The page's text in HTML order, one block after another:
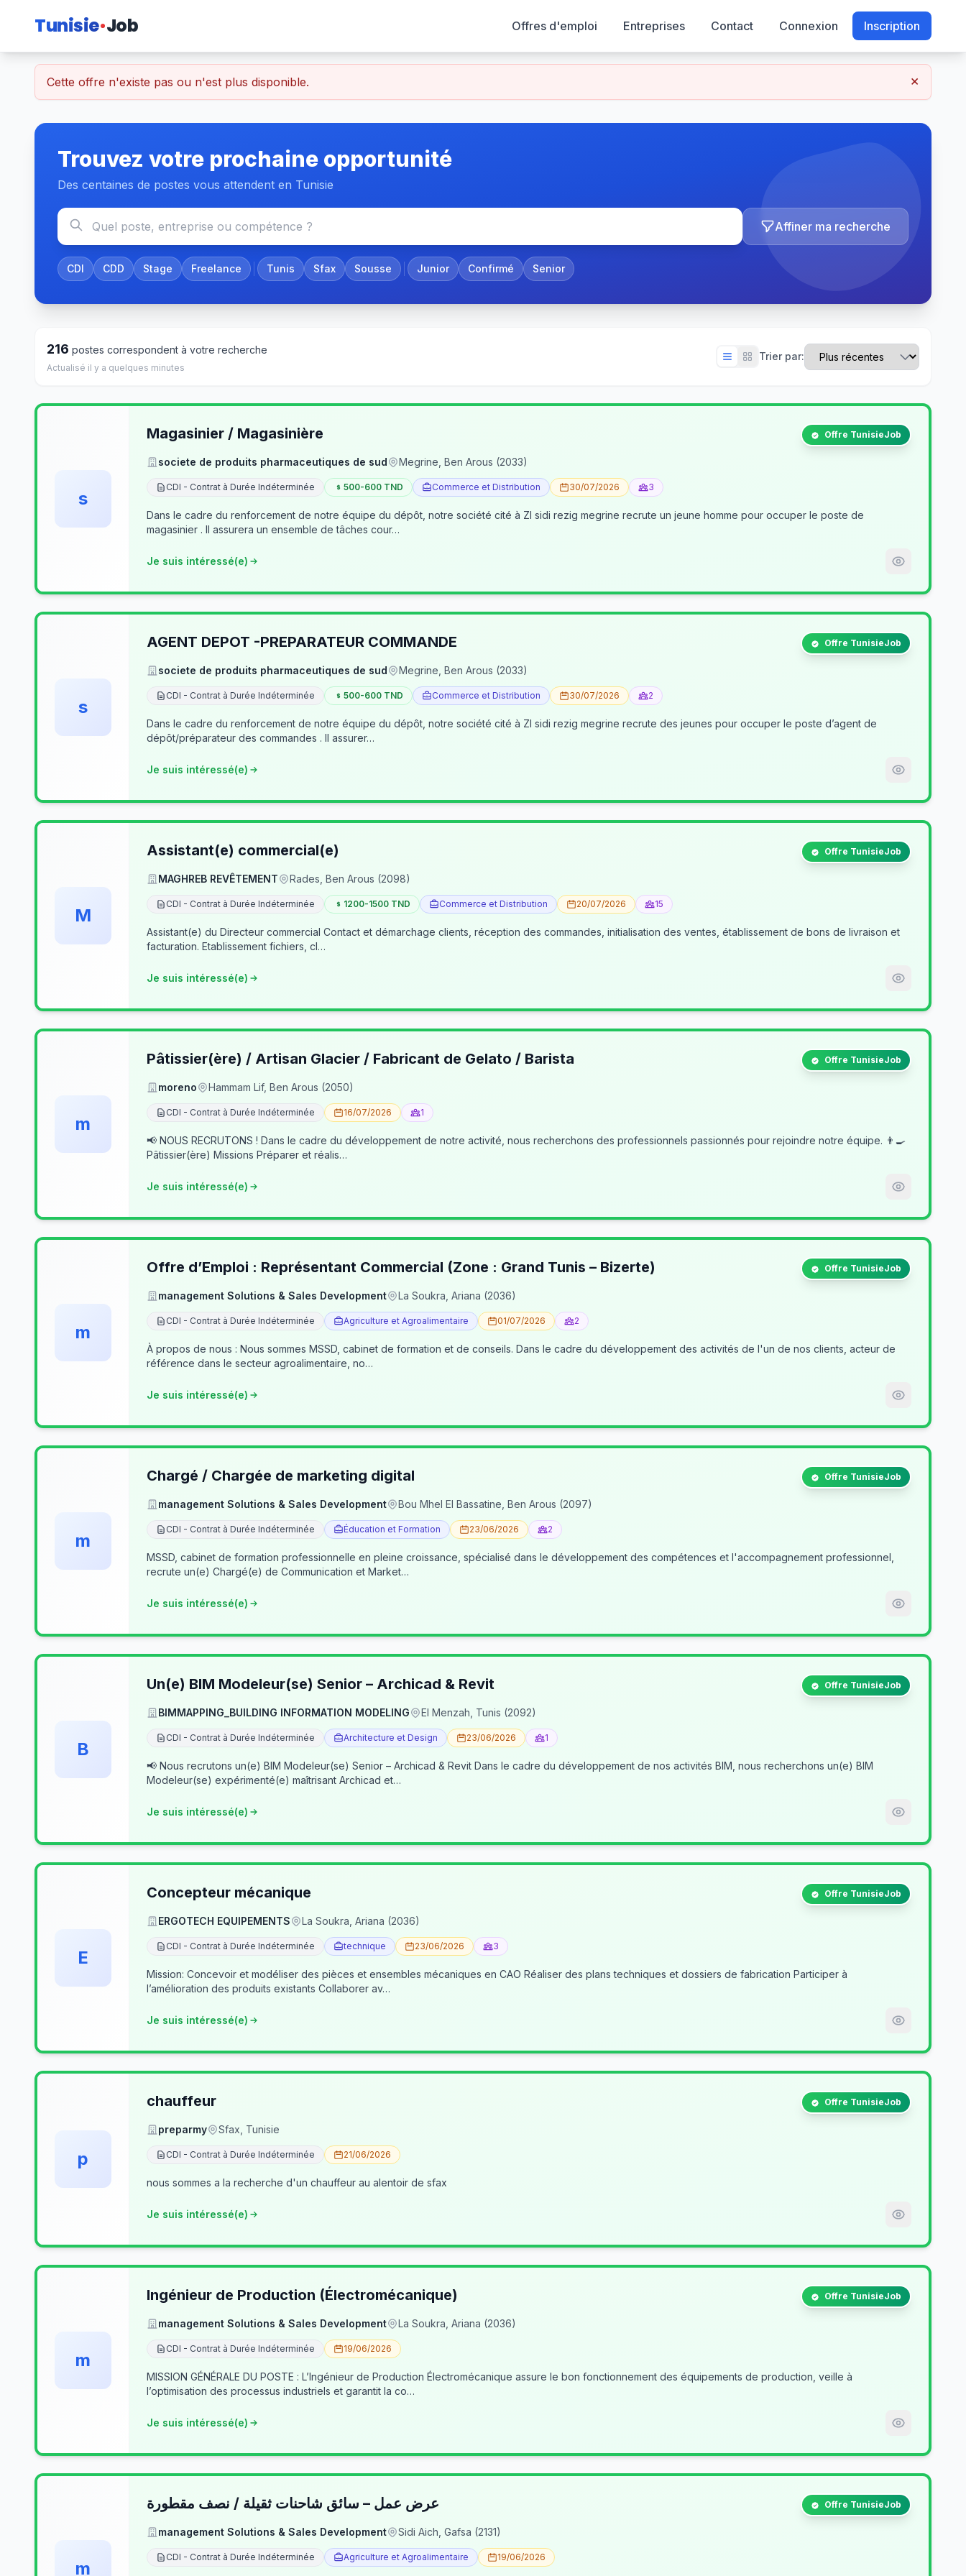
Tunisie Job Offres d'emploi Entreprises Contact Connexion Inscription
Cette offre n'existe pas ou n'est plus disponible. ×
Trouvez votre prochaine opportunité
Des centaines de postes vous attendent en Tunisie
Affiner ma recherche
CDI CDD Stage Freelance Tunis Sfax Sousse Junior Confirmé Senior
216 postes correspondent à votre recherche
Actualisé il y a quelques minutes
Trier par:
s
Magasinier / Magasinière Offre TunisieJob
societe de produits pharmaceutiques de sud Megrine, Ben Arous (2033)
CDI - Contrat à Durée Indéterminée 500-600 TND Commerce et Distribution 30/07/2026 3
Dans le cadre du renforcement de notre équipe du dépôt, notre société cité à ZI sidi rezig megrine recrute un jeune homme pour occuper le poste de
magasinier . Il assurera un ensemble de tâches cour…
Je suis intéressé(e)
s
AGENT DEPOT -PREPARATEUR COMMANDE Offre TunisieJob
societe de produits pharmaceutiques de sud Megrine, Ben Arous (2033)
CDI - Contrat à Durée Indéterminée 500-600 TND Commerce et Distribution 30/07/2026 2
Dans le cadre du renforcement de notre équipe du dépôt, notre société cité à ZI sidi rezig megrine recrute des jeunes pour occuper le poste d’agent de
dépôt/préparateur des commandes . Il assurer…
Je suis intéressé(e)
M
Assistant(e) commercial(e) Offre TunisieJob
MAGHREB REVÊTEMENT Rades, Ben Arous (2098)
CDI - Contrat à Durée Indéterminée 1200-1500 TND Commerce et Distribution 20/07/2026 15
Assistant(e) du Directeur commercial Contact et démarchage clients, réception des commandes, initialisation des ventes, établissement de bons de livraison et
facturation. Etablissement fichiers, cl…
Je suis intéressé(e)
m
Pâtissier(ère) / Artisan Glacier / Fabricant de Gelato / Barista Offre TunisieJob
moreno Hammam Lif, Ben Arous (2050)
CDI - Contrat à Durée Indéterminée 16/07/2026 1
📢 NOUS RECRUTONS ! Dans le cadre du développement de notre activité, nous recherchons des professionnels passionnés pour rejoindre notre équipe. 👨‍🍳
Pâtissier(ère) Missions Préparer et réalis…
Je suis intéressé(e)
m
Offre d’Emploi : Représentant Commercial (Zone : Grand Tunis – Bizerte) Offre TunisieJob
management Solutions & Sales Development La Soukra, Ariana (2036)
CDI - Contrat à Durée Indéterminée Agriculture et Agroalimentaire 01/07/2026 2
À propos de nous : Nous sommes MSSD, cabinet de formation et de conseils. Dans le cadre du développement des activités de l'un de nos clients, acteur de
référence dans le secteur agroalimentaire, no…
Je suis intéressé(e)
m
Chargé / Chargée de marketing digital Offre TunisieJob
management Solutions & Sales Development Bou Mhel El Bassatine, Ben Arous (2097)
CDI - Contrat à Durée Indéterminée Éducation et Formation 23/06/2026 2
MSSD, cabinet de formation professionnelle en pleine croissance, spécialisé dans le développement des compétences et l'accompagnement professionnel,
recrute un(e) Chargé(e) de Communication et Market…
Je suis intéressé(e)
B
Un(e) BIM Modeleur(se) Senior – Archicad & Revit Offre TunisieJob
BIMMAPPING_BUILDING INFORMATION MODELING El Menzah, Tunis (2092)
CDI - Contrat à Durée Indéterminée Architecture et Design 23/06/2026 1
📢 Nous recrutons un(e) BIM Modeleur(se) Senior – Archicad & Revit Dans le cadre du développement de nos activités BIM, nous recherchons un(e) BIM
Modeleur(se) expérimenté(e) maîtrisant Archicad et…
Je suis intéressé(e)
E
Concepteur mécanique Offre TunisieJob
ERGOTECH EQUIPEMENTS La Soukra, Ariana (2036)
CDI - Contrat à Durée Indéterminée technique 23/06/2026 3
Mission: Concevoir et modéliser des pièces et ensembles mécaniques en CAO Réaliser des plans techniques et dossiers de fabrication Participer à
l’amélioration des produits existants Collaborer av…
Je suis intéressé(e)
p
chauffeur Offre TunisieJob
preparmy Sfax, Tunisie
CDI - Contrat à Durée Indéterminée 21/06/2026
nous sommes a la recherche d'un chauffeur au alentoir de sfax
Je suis intéressé(e)
m
Ingénieur de Production (Électromécanique) Offre TunisieJob
management Solutions & Sales Development La Soukra, Ariana (2036)
CDI - Contrat à Durée Indéterminée 19/06/2026
MISSION GÉNÉRALE DU POSTE : L’Ingénieur de Production Électromécanique assure le bon fonctionnement des équipements de production, veille à
l’optimisation des processus industriels et garantit la co…
Je suis intéressé(e)
m
عرض عمل – سائق شاحنات ثقيلة / نصف مقطورة Offre TunisieJob
management Solutions & Sales Development Sidi Aich, Gafsa (2131)
CDI - Contrat à Durée Indéterminée Agriculture et Agroalimentaire 19/06/2026